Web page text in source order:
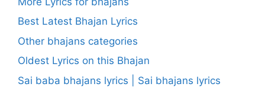
Best Latest Bhajan Lyrics
Other bhajans categories
Oldest Lyrics on this Bhajan
Sai baba bhajans lyrics | Sai bhajans lyrics